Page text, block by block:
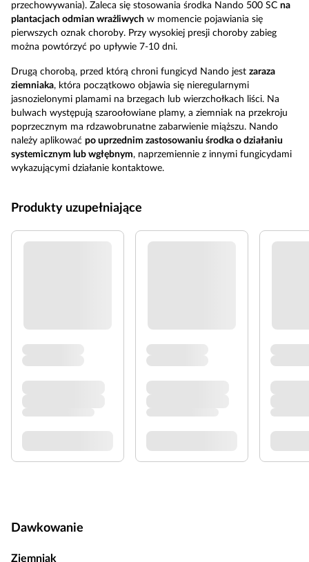
przechowywania). Zaleca się stosowania środka Nando 500 SC na
plantacjach odmian wrażliwych w momencie pojawiania się
pierwszych oznak choroby. Przy wysokiej presji choroby zabieg
można powtórzyć po upływie 7-10 dni.
Drugą chorobą, przed którą chroni fungicyd Nando jest zaraza
ziemniaka, która początkowo objawia się nieregularnymi
jasnozielonymi plamami na brzegach lub wierzchołkach liści. Na
bulwach występują szaroołowiane plamy, a ziemniak na przekroju
poprzecznym ma rdzawobrunatne zabarwienie miąższu. Nando
należy aplikować po uprzednim zastosowaniu środka o działaniu
systemicznym lub wgłębnym, naprzemiennie z innymi fungicydami
wykazującymi działanie kontaktowe.
Produkty uzupełniające
Dawkowanie
Ziemniak